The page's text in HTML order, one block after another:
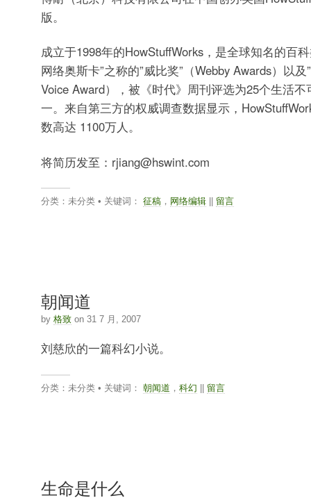
版。
成立于1998年的HowStuffWorks，是全球知名的百
网络奥斯卡”之称的”威比奖”（Webby Awards）以及
Voice Award），被《时代》周刊评选为25个生活
一。来自第三方的权威调查数据显示，
数高达 1100万人。
将简历发至：rjiang@hswint.com
分类：未分类 • 关键词： 征稿， 网络编辑|| 留言
朝闻道
by 格致on 31 7 月, 2007
刘慈欣的一篇科幻小说。
分类：未分类 • 关键词： 朝闻道 ， 科幻 留言
生命是什么